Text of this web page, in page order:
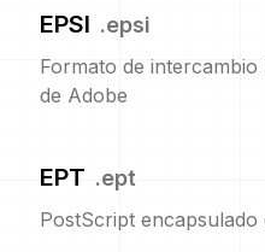
EPSI .epsi
Formato de
de Adobe
EPT .ept
PostScript